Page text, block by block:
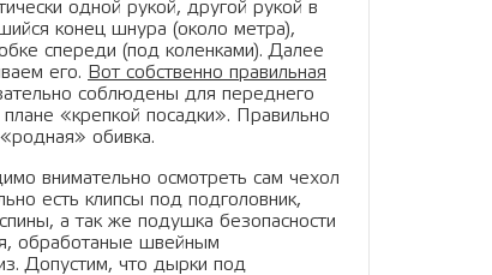
одной рукой, другой рукой в
конец шнура (около метра),
спереди (под коленками). Далее
его. Вот собственно правильная
соблюдены для переднего
«крепкой посадки». Правильно
обивка.
внимательно осмотреть сам чехол
есть клипсы под подголовник,
а так же подушка безопасности
обработаные швейным
Допустим, что дырки под